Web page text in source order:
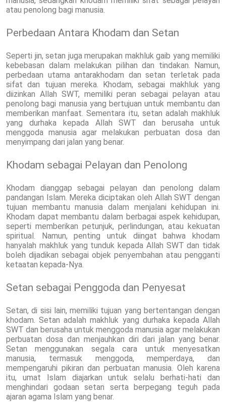
atau penolong bagi manusia.
Perbedaan Antara Khodam dan Setan
Seperti jin, setan juga merupakan makhluk gaib yang memiliki
kebebasan dalam melakukan pilihan dan tindakan. Namun,
perbedaan utama antarakhodam dan setan terletak pada
sifat dan tujuan mereka. Khodam, sebagai makhluk yang
diizinkan Allah SWT, memiliki peran sebagai pelayan atau
penolong bagi manusia yang bertujuan untuk membantu dan
memberikan manfaat. Sementara itu, setan adalah makhluk
yang durhaka kepada Allah SWT dan berusaha untuk
menggoda manusia agar melakukan perbuatan dosa dan
menyimpang dari jalan yang benar.
Khodam sebagai Pelayan dan Penolong
Khodam dianggap sebagai pelayan dan penolong dalam
pandangan Islam. Mereka diciptakan oleh Allah SWT dengan
tujuan membantu manusia dalam menjalani kehidupan ini.
Khodam dapat membantu dalam berbagai aspek kehidupan,
seperti memberikan petunjuk, perlindungan, atau kekuatan
spiritual. Namun, penting untuk diingat bahwa khodam
hanyalah makhluk yang tunduk kepada Allah SWT dan tidak
boleh dijadikan sebagai objek penyembahan atau pengganti
ketaatan kepada-Nya.
Setan sebagai Penggoda dan Penyesat
Setan, di sisi lain, memiliki tujuan yang bertentangan dengan
khodam. Setan adalah makhluk yang durhaka kepada Allah
SWT dan berusaha untuk menggoda manusia agar melakukan
perbuatan dosa dan menjauhkan diri dari jalan yang benar.
Setan menggunakan segala cara untuk menyesatkan
manusia, termasuk menggoda, memperdaya, dan
mempengaruhi pikiran dan perbuatan manusia. Oleh karena
itu, umat Islam diajarkan untuk selalu berhati-hati dan
menghindari godaan setan serta berpegang teguh pada
ajaran agama Islam yang benar.